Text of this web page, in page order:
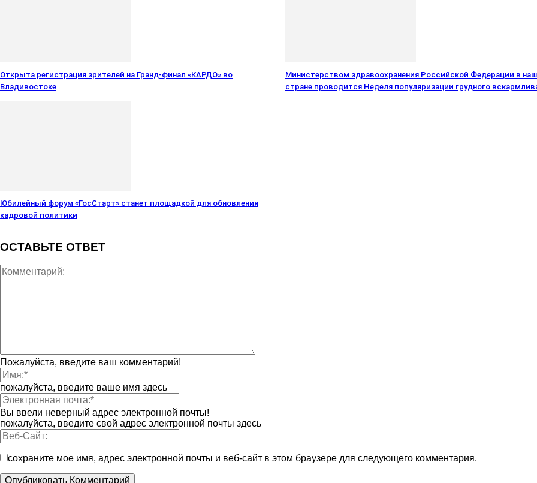
Открыта регистрация зрителей на Гранд-финал «КАРДО» во
Владивостоке
Министерством здравоохранения Российской Федерации в
стране проводится Неделя популяризации грудного
Юбилейный форум «ГосСтарт» станет площадкой для обновления
кадровой политики
ОСТАВЬТЕ ОТВЕТ
Пожалуйста, введите ваш комментарий!
пожалуйста, введите ваше имя здесь
Вы ввели неверный адрес электронной почты!
пожалуйста, введите свой адрес электронной почты здесь
сохраните мое имя, адрес электронной почты и веб-сайт в этом браузере для следующего комментария.